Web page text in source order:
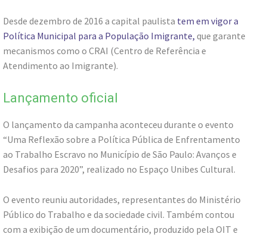
Desde dezembro de 2016 a capital paulista tem em vigor a
Política Municipal para a População Imigrante, que garante
mecanismos como o CRAI (Centro de Referência e
Atendimento ao Imigrante).
Lançamento oficial
O lançamento da campanha aconteceu durante o evento
“Uma Reflexão sobre a Política Pública de Enfrentamento
ao Trabalho Escravo no Município de São Paulo: Avanços e
Desafios para 2020”, realizado no Espaço Unibes Cultural.
O evento reuniu autoridades, representantes do Ministério
Público do Trabalho e da sociedade civil. Também contou
com a exibição de um documentário, produzido pela OIT e